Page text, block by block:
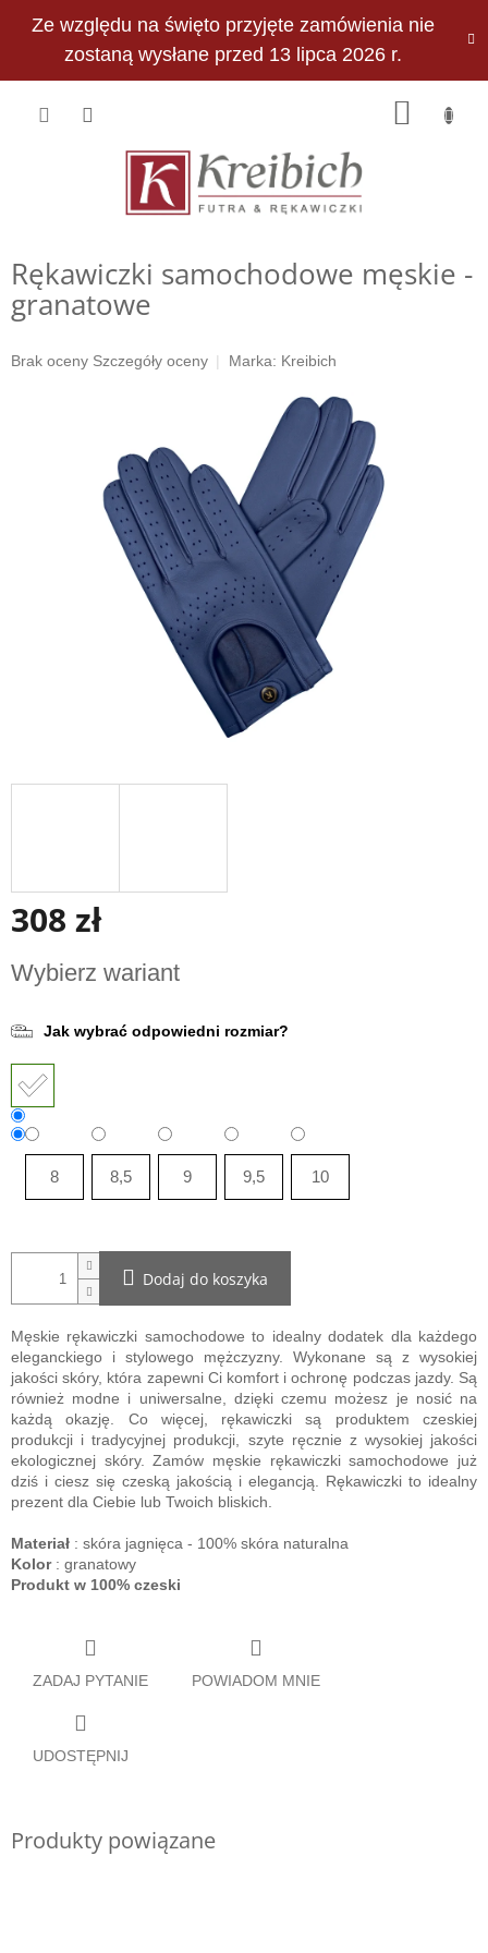
Ze względu na święto przyjęte zamówienia nie
zostaną wysłane przed 13 lipca 2026 r.
PLN
Rękawiczki samochodowe męskie -
granatowe
Średnia
Brak oceny Szczegóły oceny Marka: Kreibich
308 zł
jednostkowa:
Wybierz wariant
Jak wybrać odpowiedni rozmiar?
8 8,5 9 9,5 10
Dodaj do koszyka
Męskie rękawiczki samochodowe to idealny dodatek dla każdego
eleganckiego i stylowego mężczyzny. Wykonane są z wysokiej
jakości skóry, która zapewni Ci komfort i ochronę podczas jazdy. Są
również modne i uniwersalne, dzięki czemu możesz je nosić na
każdą okazję. Co więcej, rękawiczki są produktem czeskiej
produkcji i tradycyjnej produkcji, szyte ręcznie z wysokiej jakości
ekologicznej skóry. Zamów męskie rękawiczki samochodowe już
dziś i ciesz się czeską jakością i elegancją. Rękawiczki to idealny
prezent dla Ciebie lub Twoich bliskich.
Materiał : skóra jagnięca - 100% skóra naturalna
Kolor: granatowy
Produkt w 100% czeski
ZADAJ PYTANIE POWIADOM MNIE
UDOSTĘPNIJ
Produkty powiązane